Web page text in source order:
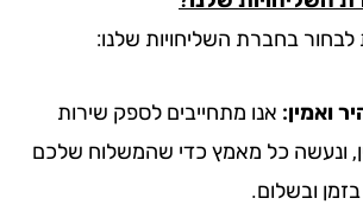
בחברת השליחויות שלנו:
אנו מתחייבים לספק שירות
כל מאמץ כדי שהמשלוח שלכם
ובשלום.